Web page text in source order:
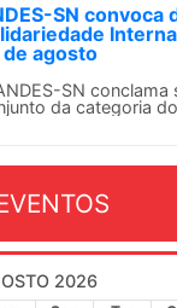
SN convoca
de agosto
SN
da categoria